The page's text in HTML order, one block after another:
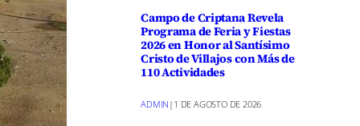
Campo de Criptana Revela
Programa de Feria y Fiestas
2026 en Honor al Santísimo
Cristo de Villajos con Más de
110 Actividades
ADMIN | 1 DE AGOSTO DE 2026